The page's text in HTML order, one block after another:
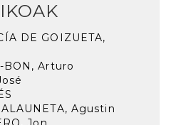
DE GOIZUETA,
BON, Arturo
Agustin